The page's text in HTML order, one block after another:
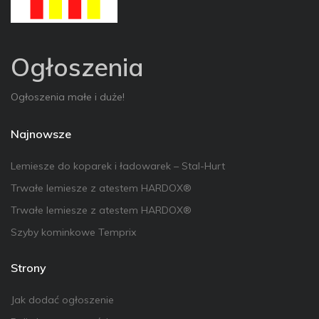
Ogłoszenia
Ogłoszenia małe i duże!
Najnowsze
Lemiesze do koparek i ładowarek – Stal-Hurt
Trwałe lemiesze z atestem HARDOX®
Trwałe lemiesze z atestem HARDOX®
Szyby kominkowe Temprix
Strony
Jak dodać ogłoszenie